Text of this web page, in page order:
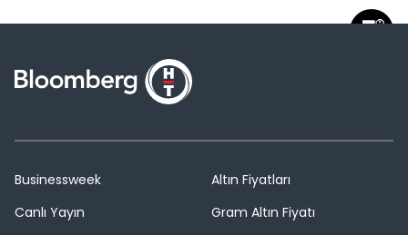
Businessweek
Canlı Yayın
Altın Fiyatları
Gram Altın Fiyatı